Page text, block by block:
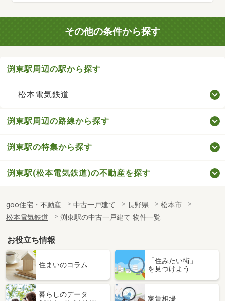
その他の条件から探す
渕東駅周辺の駅から探す
松本電気鉄道
渕東駅周辺の路線から探す
渕東駅の特集から探す
渕東駅(松本電気鉄道)の不動産を探す
goo住宅・不動産 中古一戸建て 長野県
松本市
松本電気鉄道
渕東駅の中古一戸建て 物件一覧
お役立ち情報
住まいのコラム
「住みたい街」
を見つけよう
暮らしのデータ
家賃相場